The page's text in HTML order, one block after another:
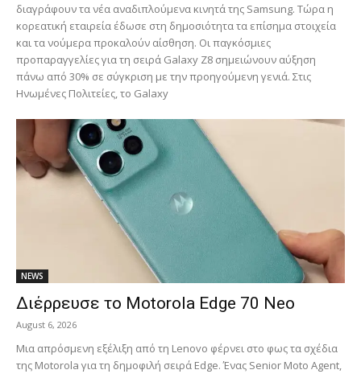
διαγράφουν τα νέα αναδιπλούμενα κινητά της Samsung. Τώρα η
κορεατική εταιρεία έδωσε στη δημοσιότητα τα επίσημα στοιχεία
και τα νούμερα προκαλούν αίσθηση. Οι παγκόσμιες
προπαραγγελίες για τη σειρά Galaxy Z8 σημειώνουν αύξηση
πάνω από 30% σε σύγκριση με την προηγούμενη γενιά. Στις
Ηνωμένες Πολιτείες, το Galaxy
NEWS
Διέρρευσε το Motorola Edge 70 Neo
August 6, 2026
Μια απρόσμενη εξέλιξη από τη Lenovo φέρνει στο φως τα σχέδια
της Motorola για τη δημοφιλή σειρά Edge. Ένας Senior Moto Agent,